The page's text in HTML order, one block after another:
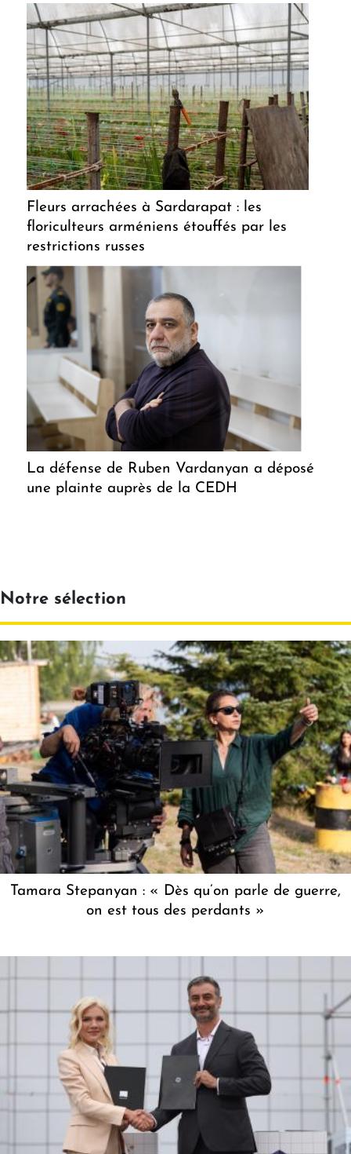
Fleurs arrachées à Sardarapat : les
floriculteurs arméniens étouffés par les
restrictions russes
La défense de Ruben Vardanyan a déposé
une plainte auprès de la CEDH
Notre sélection
Tamara Stepanyan : « Dès qu’on parle de guerre,
on est tous des perdants »